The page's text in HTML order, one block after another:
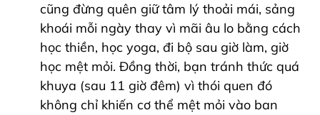
cũng đừng quên giữ tâm lý thoải mái, sảng
khoái mỗi ngày thay vì mãi âu lo bằng cách
học thiền, học yoga, đi bộ sau giờ làm, giờ
học mệt mỏi. Đồng thời, bạn tránh thức quá
khuya (sau 11 giờ đêm) vì thói quen đó
không chỉ khiến cơ thể mệt mỏi vào ban